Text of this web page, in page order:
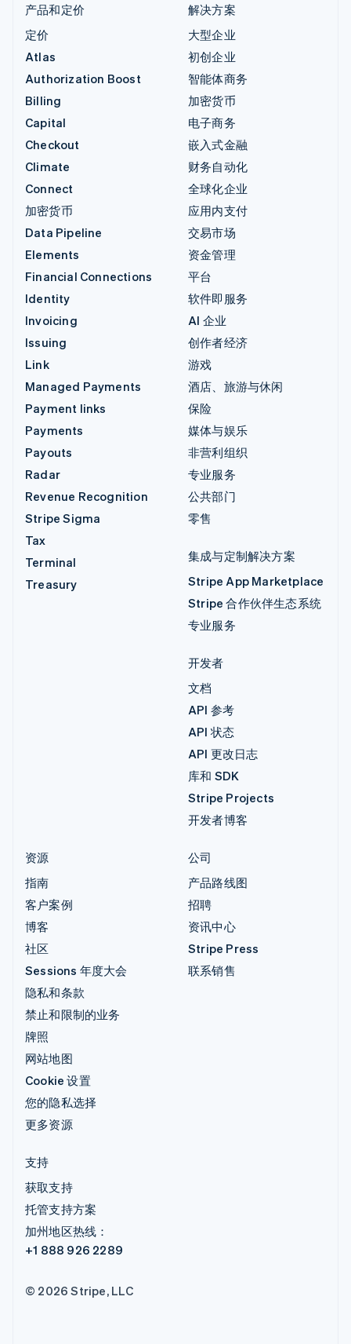
产品和定价
定价
Atlas
Authorization Boost
Billing
Capital
Checkout
Climate
Connect
加密货币
Data Pipeline
Elements
Financial Connections
Identity
Invoicing
Issuing
Link
Managed Payments
Payment links
Payments
Payouts
Radar
Revenue Recognition
Stripe Sigma
Tax
Terminal
Treasury
解决方案
大型企业
初创企业
智能体商务
加密货币
电子商务
嵌入式金融
财务自动化
全球化企业
应用内支付
交易市场
资金管理
平台
软件即服务
AI 企业
创作者经济
游戏
酒店、旅游与休闲
保险
媒体与娱乐
非营利组织
专业服务
公共部门
零售
集成与定制解决方案
Stripe App Marketplace
Stripe 合作伙伴生态系统
专业服务
开发者
文档
API 参考
API 状态
API 更改日志
库和 SDK
Stripe Projects
开发者博客
资源
指南
客户案例
博客
社区
Sessions 年度大会
隐私和条款
禁止和限制的业务
牌照
网站地图
Cookie 设置
您的隐私选择
更多资源
公司
产品路线图
招聘
资讯中心
Stripe Press
联系销售
支持
获取支持
托管支持方案
加州地区热线：
+1 888 926 2289
© 2026 Stripe, LLC